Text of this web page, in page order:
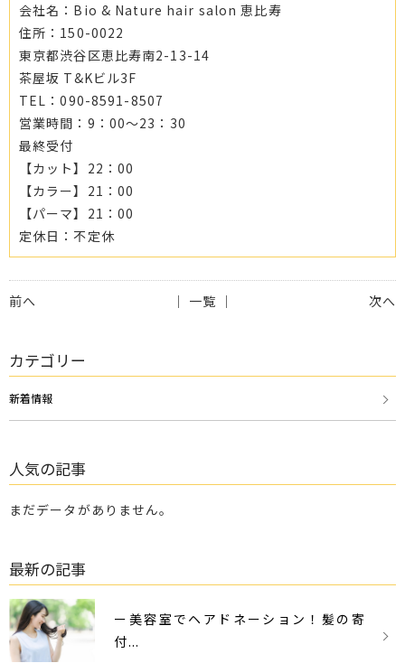
会社名：Bio & Nature hair salon 恵比寿
住所：150-0022
東京都渋谷区恵比寿南2-13-14
茶屋坂 T&Kビル3F
TEL：090-8591-8507
営業時間：9：00～23：30
最終受付
【カット】22：00
【カラー】21：00
【パーマ】21：00
定休日：不定休
前へ 次へ
│ 一覧 │
カテゴリー
新着情報
人気の記事
まだデータがありません。
最新の記事
ー美容室でヘアドネーション！髪の寄
付...